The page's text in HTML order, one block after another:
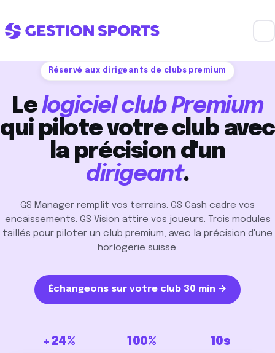
Réservé aux dirigeants de clubs premium
Lelogiciel club Premium
qui pilote votre club avec
la précision d'un
dirigeant.
GS Manager remplit vos terrains. GS Cash cadre vos
encaissements. GS Vision attire vos joueurs. Trois modules
taillés pour piloter un club premium, avec la précision d'une
horlogerie suisse.
Échangeons sur votre club 30 min →
+24% 100% 10s